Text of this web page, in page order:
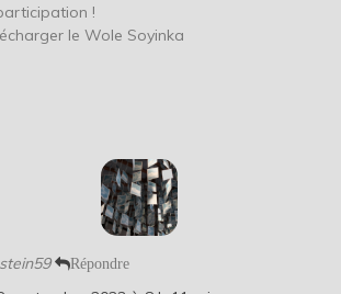
!
le Wole Soyinka
Répondre